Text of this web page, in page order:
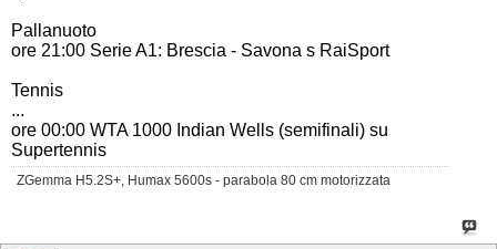
Pallanuoto
ore 21:00 Serie A1: Brescia - Savona s RaiSport
Tennis
...
ore 00:00 WTA 1000 Indian Wells (semifinali) su
Supertennis
ZGemma H5.2S+, Humax 5600s - parabola 80 cm motorizzata